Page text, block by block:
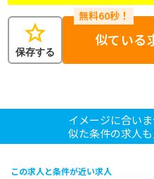
star
保存する
似ている
イメージに合い
似た条件の求人
この求人と条件が近い求人